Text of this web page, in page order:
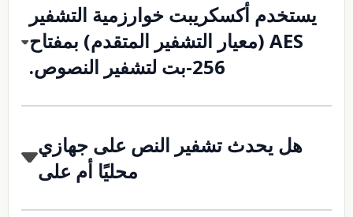
يستخدم أكسكريبت خوارزمية التشفير
AES (معيار التشفير المتقدم) بمفتاح
256-بت لتشفير النصوص.
هل يحدث تشفير النص على جهازي
محليًا أم على